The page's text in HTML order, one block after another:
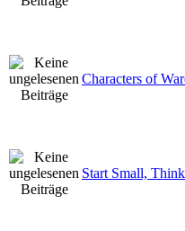
Characters of
Start Small,